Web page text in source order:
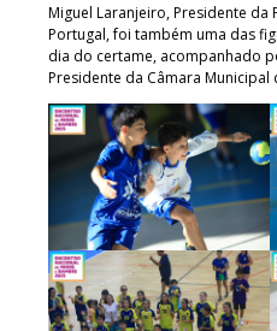
Miguel Laranjeiro, Presidente da
Portugal, foi também uma das
dia do certame, acompanhado
Presidente da Câmara Municipal